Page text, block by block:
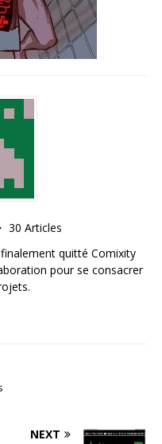
30 Articles
quitté Comixity
pour se consacrer
NEXT